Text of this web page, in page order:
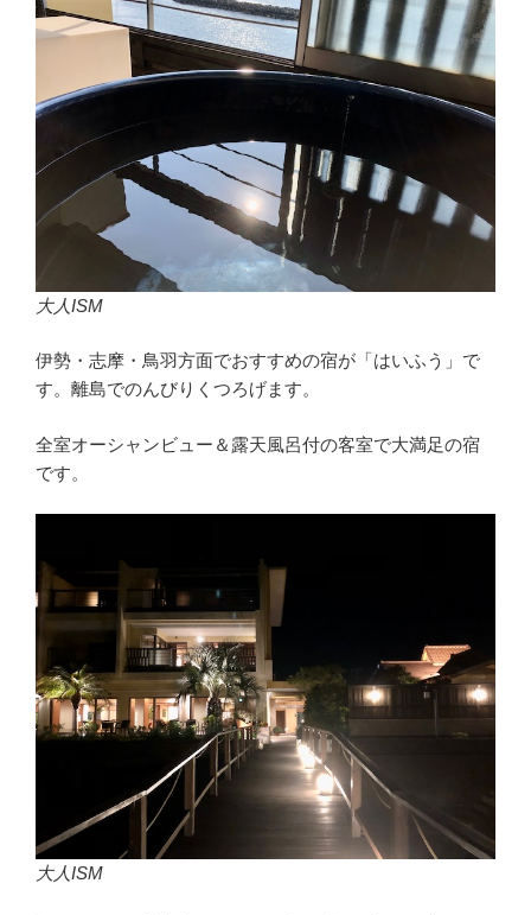
大人ISM
伊勢・志摩・鳥羽方面でおすすめの宿が「はいふう」で
す。離島でのんびりくつろげます。
全室オーシャンビュー＆露天風呂付の客室で大満足の宿
です。
大人ISM